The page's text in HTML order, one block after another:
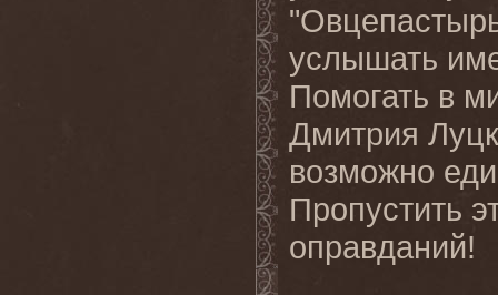
услышать
Помогать в
Дмитрия
возможно
Пропустить
оправданий!